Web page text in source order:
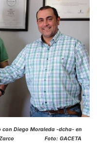
con Diego Moraleda -dcha- en
M-Zarco Foto: GACETA